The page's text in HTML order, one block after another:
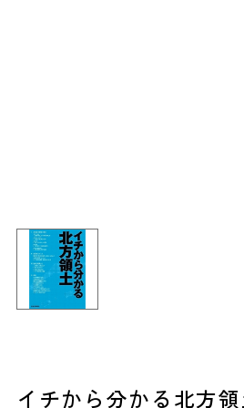
イチから分かる北方